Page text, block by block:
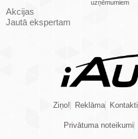
uzņēmumiem
Akcijas
Jautā ekspertam
Ziņo! Reklāma Kontakti
Privātuma noteikumi